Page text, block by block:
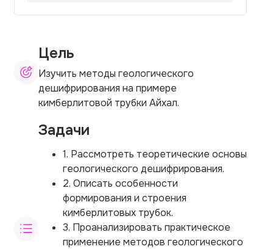
Цель
Изучить методы геологического
дешифрирования на примере
кимберлитовой трубки Айхал.
Задачи
1. Рассмотреть теоретические основы
геологического дешифрирования.
2. Описать особенности
формирования и строения
кимберлитовых трубок.
3. Проанализировать практическое
применение методов геологического